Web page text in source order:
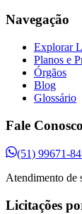
Navegação
Explorar
Planos e
Órgãos
Blog
Glossário
Fale Conosco
(51) 99671-
Atendimento de
Licitações